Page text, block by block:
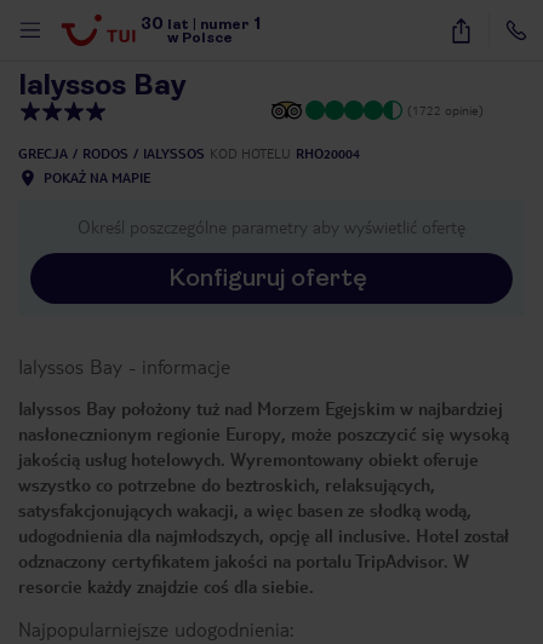
30 lat numer 1
w Polsce
27
Ialyssos Bay
(1722 opinie)
GRECJA RODOS IALYSSOS KOD HOTELU RHO20004
POKAŻ NA MAPIE
Określ poszczególne parametry aby wyświetlić ofertę
Konfiguruj ofertę
Ialyssos Bay - informacje
Ialyssos Bay położony tuż nad Morzem Egejskim w najbardziej
nasłonecznionym regionie Europy, może poszczycić się wysoką
jakością usług hotelowych. Wyremontowany obiekt oferuje
wszystko co potrzebne do beztroskich, relaksujących,
satysfakcjonujących wakacji, a więc basen ze słodką wodą,
udogodnienia dla najmłodszych, opcję all inclusive. Hotel został
odznaczony certyfikatem jakości na portalu TripAdvisor. W
resorcie każdy znajdzie coś dla siebie.
Najpopularniejsze udogodnienia: